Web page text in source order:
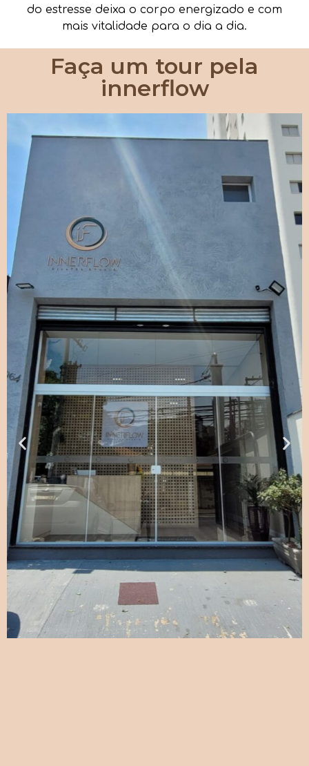
do estresse deixa o corpo energizado e com
mais vitalidade para o dia a dia.
Faça um tour pela
innerflow